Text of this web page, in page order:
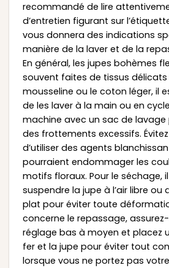
recommandé de lire
d’entretien figurant sur
vous donnera des indications
manière de la laver et de la
En général, les jupes bohèmes
souvent faites de tissus délicats
mousseline ou le coton léger, il
de les laver à la main ou en
machine avec un sac de
des frottements excessifs.
d’utiliser des agents
pourraient endommager les
motifs floraux. Pour le séchage,
suspendre la jupe à l’air libre ou
plat pour éviter toute
concerne le repassage,
réglage bas à moyen et placez
fer et la jupe pour éviter tout
lorsque vous ne portez pas